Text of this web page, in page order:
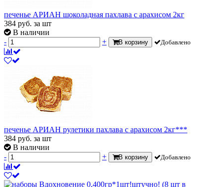
печенье АРИАН шоколадная пахлава с арахисом 2кг
384 руб. за шт
В наличии
-
+ В корзину Добавлено
печенье АРИАН рулетики пахлава с арахисом 2кг***
384 руб. за шт
В наличии
-
+ В корзину Добавлено